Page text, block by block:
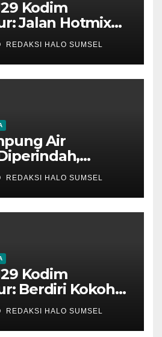
Kodim
Jalan Hotmix
07/03 Tuntas
Manfaat Nyata
Warga
REDAKSI HALO SUMSEL
Air
TMMD Ke-
Cianjur
Persen
REDAKSI HALO SUMSEL
Kodim
Berdiri Kokoh
Rumah
Gumilar
REDAKSI HALO SUMSEL